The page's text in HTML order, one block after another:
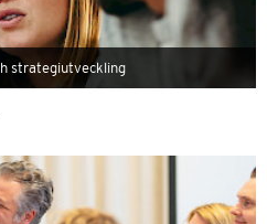
strategiutveckling